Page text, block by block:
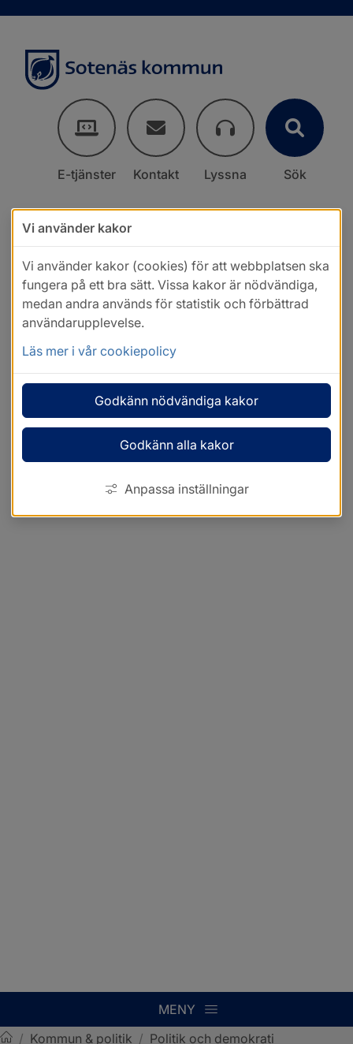
E-tjänster Kontakt Lyssna Sök
MENY
/ Kommun & politik / Politik och demokrati
Vi använder kakor
Vi använder kakor (cookies) för att webbplatsen ska
fungera på ett bra sätt. Vissa kakor är nödvändiga,
medan andra används för statistik och förbättrad
användarupplevelse.
Läs mer i vår cookiepolicy
Godkänn nödvändiga kakor
Godkänn alla kakor
Anpassa inställningar